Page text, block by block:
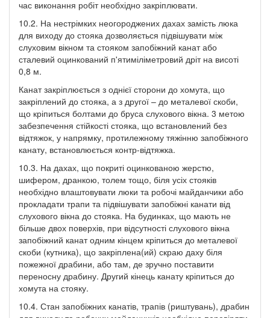
час виконання робіт необхідно закріплювати.
10.2. На нестрімких неогороджених дахах замість люка
для виходу до стояка дозволяється підвішувати між
слуховим вікном та стояком запобіжний канат або
сталевий оцинкований п'ятиміліметровий дріт на висоті
0,8 м.
Канат закріплюється з однієї сторони до хомута, що
закріплений до стояка, а з другої – до металевої скоби,
що кріпиться болтами до бруса слухового вікна. 3 метою
забезпечення стійкості стояка, що встановлений без
відтяжок, у напрямку, протилежному тяжінню запобіжного
канату, встановлюється контр-відтяжка.
10.3. На дахах, що покриті оцинкованою жерстю,
шифером, дранкою, толем тощо, біля усіх стояків
необхідно влаштовувати люки та робочі майданчики або
прокладати трапи та підвішувати запобіжні канати від
слухового вікна до стояка. На будинках, що мають не
більше двох поверхів, при відсутності слухового вікна
запобіжний канат одним кінцем кріпиться до металевої
скоби (кутника), що закріплена(ий) скраю даху біля
пожежної драбини, або там, де зручно поставити
переносну драбину. Другий кінець канату кріпиться до
хомута на стояку.
10.4. Стан запобіжних канатів, трапів (риштувань), драбин